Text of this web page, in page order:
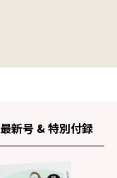
最新号 & 特別付録